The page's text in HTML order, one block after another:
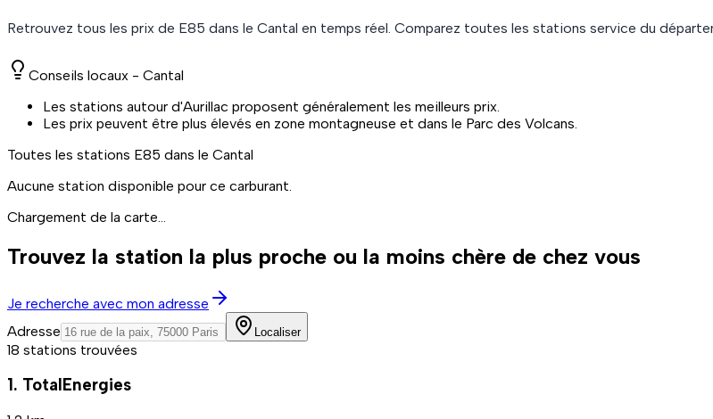
Retrouvez tous les prix de E85 dans le Cantal en temps réel. Comparez toutes les stations service du
Conseils locaux - Cantal
Les stations autour d'Aurillac proposent généralement les meilleurs prix.
Les prix peuvent être plus élevés en zone montagneuse et dans le Parc des Volcans.
Toutes les stations E85 dans le Cantal
Aucune station disponible pour ce carburant.
Chargement de la carte...
Trouvez la station la plus proche ou la moins chère de chez vous
Je recherche avec mon adresse
Adresse
Localiser
18 stations trouvées
1. TotalEnergies